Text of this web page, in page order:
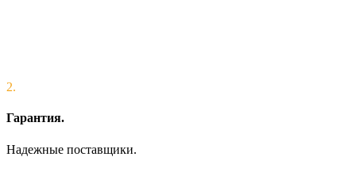
2.
Гарантия.
Надежные поставщики.